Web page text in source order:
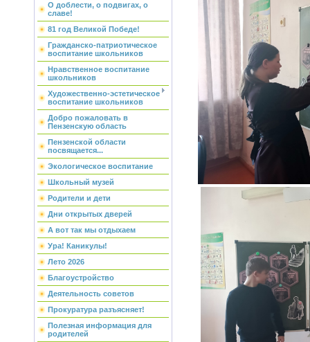
О доблести, о подвигах, о
славе!
81 год Великой Победе!
Гражданско-патриотическое
воспитание школьников
Нравственное воспитание
школьников
Художественно-эстетическое
воспитание школьников
Добро пожаловать в
Пензенскую область
Пензенской области
посвящается...
Экологическое воспитание
Школьный музей
Родители и дети
Дни открытых дверей
А вот так мы отдыхаем
Ура! Каникулы!
Лето 2026
Благоустройство
Деятельность советов
Прокуратура разъясняет!
Полезная информация для
родителей